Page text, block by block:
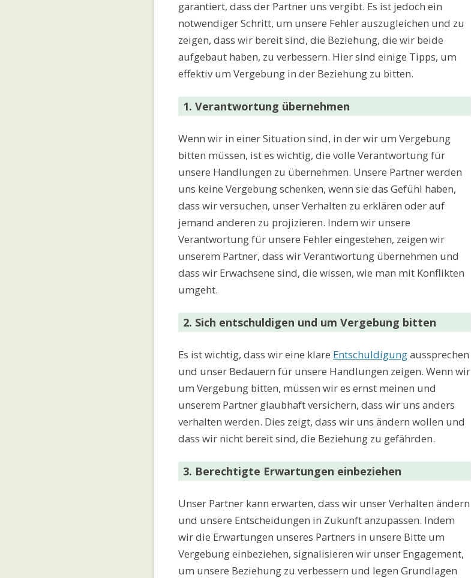
garantiert, dass der Partner uns vergibt. Es ist jedoch ein
notwendiger Schritt, um unsere Fehler auszugleichen und zu
zeigen, dass wir bereit sind, die Beziehung, die wir beide
aufgebaut haben, zu verbessern. Hier sind einige Tipps, um
effektiv um Vergebung in der Beziehung zu bitten.
1. Verantwortung übernehmen
Wenn wir in einer Situation sind, in der wir um Vergebung
bitten müssen, ist es wichtig, die volle Verantwortung für
unsere Handlungen zu übernehmen. Unsere Partner werden
uns keine Vergebung schenken, wenn sie das Gefühl haben,
dass wir versuchen, unser Verhalten zu erklären oder auf
jemand anderen zu projizieren. Indem wir unsere
Verantwortung für unsere Fehler eingestehen, zeigen wir
unserem Partner, dass wir Verantwortung übernehmen und
dass wir Erwachsene sind, die wissen, wie man mit Konflikten
umgeht.
2. Sich entschuldigen und um Vergebung bitten
Es ist wichtig, dass wir eine klare Entschuldigungaussprechen
und unser Bedauern für unsere Handlungen zeigen. Wenn wir
um Vergebung bitten, müssen wir es ernst meinen und
unserem Partner glaubhaft versichern, dass wir uns anders
verhalten werden. Dies zeigt, dass wir uns ändern wollen und
dass wir nicht bereit sind, die Beziehung zu gefährden.
3. Berechtigte Erwartungen einbeziehen
Unser Partner kann erwarten, dass wir unser Verhalten ändern
und unsere Entscheidungen in Zukunft anzupassen. Indem
wir die Erwartungen unseres Partners in unsere Bitte um
Vergebung einbeziehen, signalisieren wir unser Engagement,
um unsere Beziehung zu verbessern und legen Grundlagen